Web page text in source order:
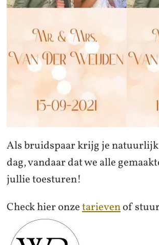
Als bruidspaar krijg je natuurlijk
dag, vandaar dat we alle
jullie toesturen!
Check hier onzetarievenof